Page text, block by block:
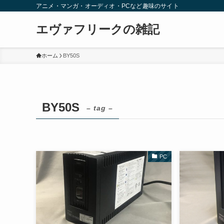
アニメ・マンガ・オーディオ・PCなど趣味のサイト
エヴァフリークの雑記
ホーム BY50S
BY50S – tag –
PC